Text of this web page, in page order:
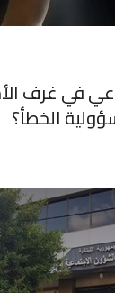
في غرف
الخطأ؟